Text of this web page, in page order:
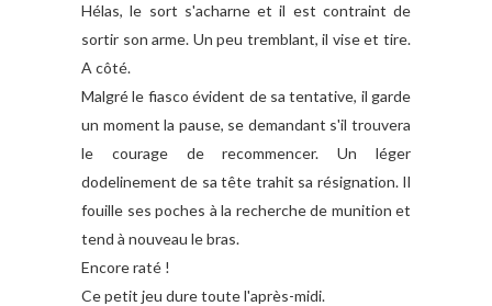
Hélas, le sort s'acharne et il est contraint de
sortir son arme. Un peu tremblant, il vise et tire.
A côté.
Malgré le fiasco évident de sa tentative, il garde
un moment la pause, se demandant s'il trouvera
le courage de recommencer. Un léger
dodelinement de sa tête trahit sa résignation. Il
fouille ses poches à la recherche de munition et
tend à nouveau le bras.
Encore raté !
Ce petit jeu dure toute l'après-midi.